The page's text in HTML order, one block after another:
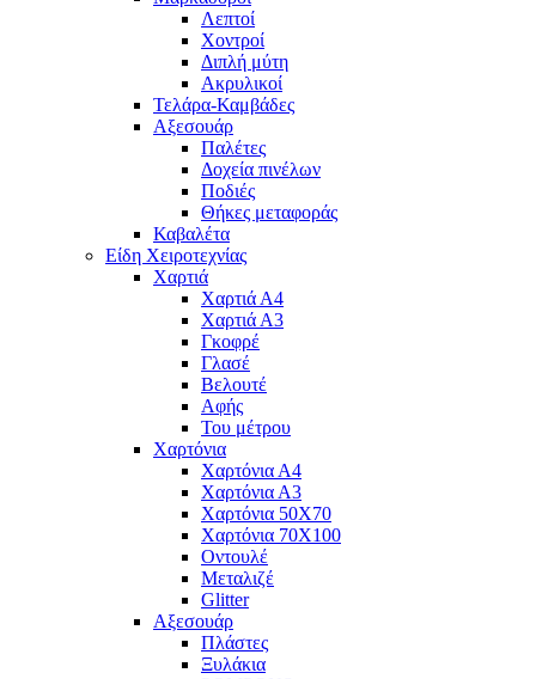
Λεπτοί
Χοντροί
Διπλή μύτη
Ακρυλικοί
Τελάρα-Καμβάδες
Αξεσουάρ
Παλέτες
Δοχεία πινέλων
Ποδιές
Θήκες μεταφοράς
Καβαλέτα
Είδη Χειροτεχνίας
Χαρτιά
Χαρτιά Α4
Χαρτιά Α3
Γκοφρέ
Γλασέ
Βελουτέ
Αφής
Του μέτρου
Χαρτόνια
Χαρτόνια Α4
Χαρτόνια Α3
Χαρτόνια 50Χ70
Χαρτόνια 70Χ100
Οντουλέ
Μεταλιζέ
Glitter
Αξεσουάρ
Πλάστες
Ξυλάκια